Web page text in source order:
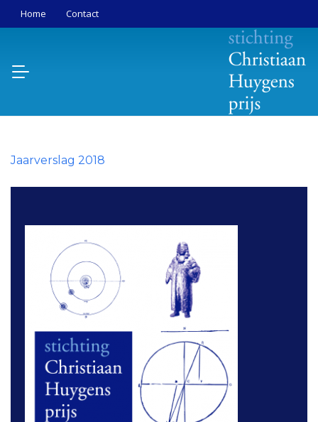
Home Contact
Jaarverslag 2018